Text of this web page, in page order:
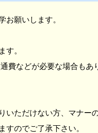
お願いします。
す。
費などが必要な場合もあ
いただけない方、マナー
すのでご了承下さい。